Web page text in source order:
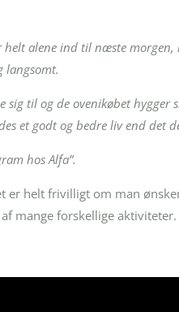
helt alene ind til næste morgen,
langsomt.
sig til og de ovenikøbet hygger
et godt og bedre liv end det
hos Alfa”.
er helt frivilligt om man
mange forskellige aktiviteter.